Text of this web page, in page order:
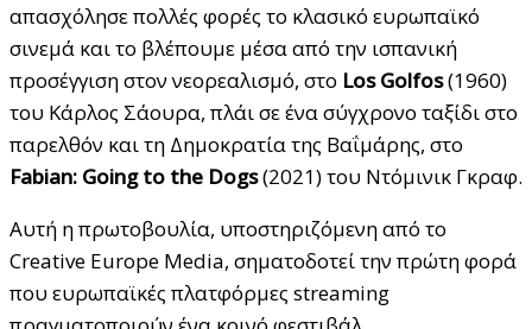
απασχόλησε πολλές φορές το κλασικό ευρωπαϊκό
σινεμά και το βλέπουμε μέσα από την ισπανική
προσέγγιση στον νεορεαλισμό, στο Los Golfos(1960)
του Κάρλος Σάουρα, πλάι σε ένα σύγχρονο ταξίδι στο
παρελθόν και τη Δημοκρατία της Βαΐμάρης, στο
Fabian: Going to the Dogs(2021) του Ντόμινικ Γκραφ.
Αυτή η πρωτοβουλία, υποστηριζόμενη από το
Creative Europe Media, σηματοδοτεί την πρώτη φορά
που ευρωπαϊκές πλατφόρμες streaming